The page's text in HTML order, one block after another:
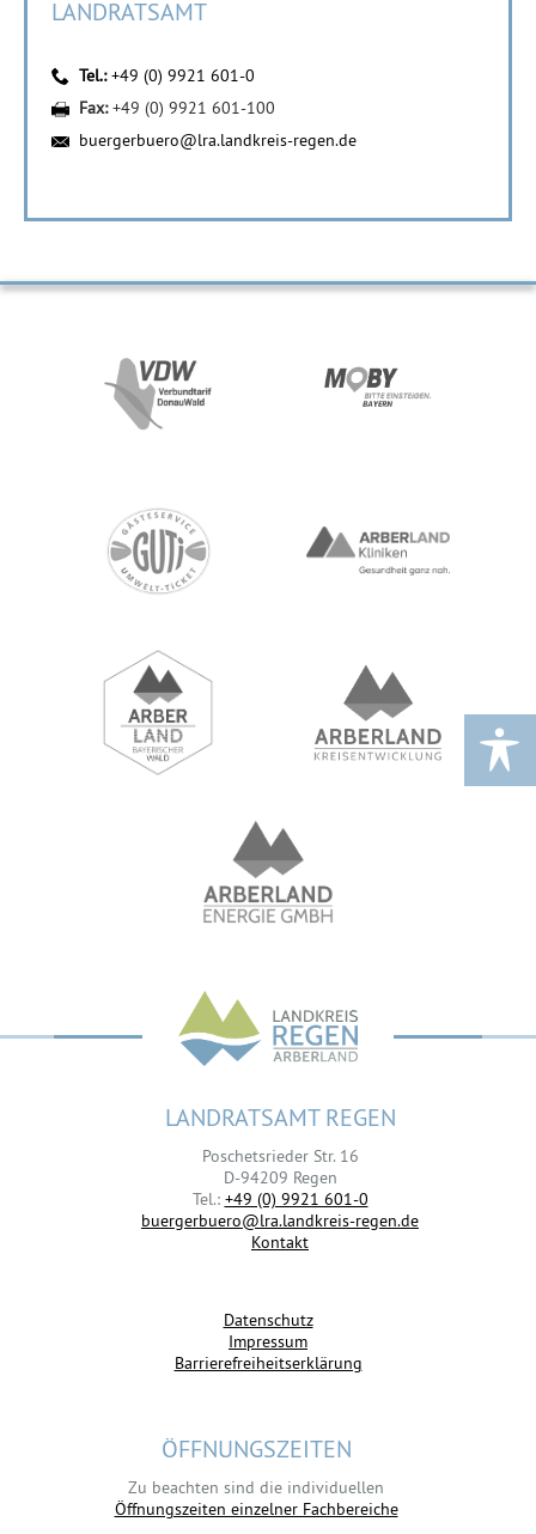
LANDRATSAMT
Tel.:+49 (0) 9921 601-0
Fax:+49 (0) 9921 601-100
buergerbuero@lra.landkreis-regen.de
LANDRATSAMT REGEN
Poschetsrieder Str. 16
D-94209 Regen
Tel.: +49 (0) 9921 601-0
buergerbuero@lra.landkreis-regen.de
Kontakt
Datenschutz
Impressum
Barrierefreiheitserklärung
ÖFFNUNGSZEITEN
Zu beachten sind die individuellen
Öffnungszeiten einzelner Fachbereiche